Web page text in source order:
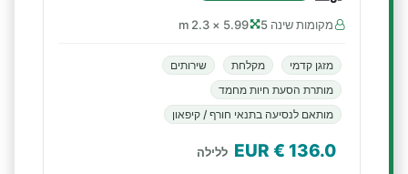
מקומות שינה 5 5.99 × 2.3 m
מזגן קדמי מקלחת
שירותים
מותרת הסעת חיות מחמד
מותאם לנסיעה בתנאי חורף / קיפאון
136.0
€ EUR ללילה